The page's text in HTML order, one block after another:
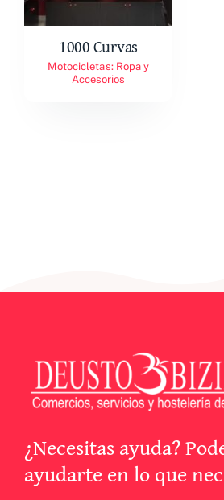
Empresas asociadas
Contacto
1000 Curvas
Motocicletas: Ropa y
Accesorios
¿Necesitas ayuda?
ayudarte en lo que